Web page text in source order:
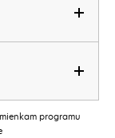
programu